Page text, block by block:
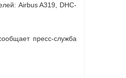
Airbus A319, DHC-
пресс-служба